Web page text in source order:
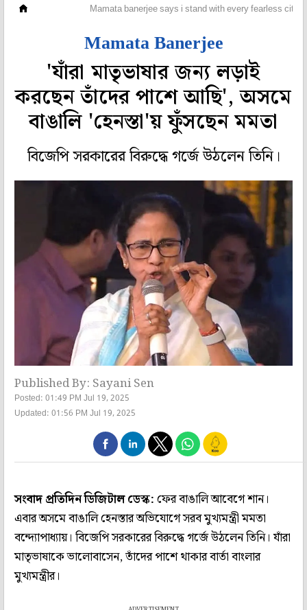
Mamata banerjee says i stand with every fearless
Mamata Banerjee
'যাঁরা মাতৃভাষার জন্য লড়াই
করছেন তাঁদের পাশে আছি', অসমে
বাঙালি 'হেনস্তা'য় ফুঁসছেন মমতা
বিজেপি সরকারের বিরুদ্ধে গর্জে উঠলেন তিনি।
Published By: Sayani Sen
Posted: 01:49 PM Jul 19, 2025
Updated: 01:56 PM Jul 19, 2025
সংবাদ প্রতিদিন ডিজিটাল ডেস্ক:ফের বাঙালি আবেগে শান।
এবার অসমে বাঙালি হেনস্তার অভিযোগে সরব মুখ্যমন্ত্রী মমতা
বন্দ্যোপাধ্যায়। বিজেপি সরকারের বিরুদ্ধে গর্জে উঠলেন তিনি। যাঁরা
মাতৃভাষাকে ভালোবাসেন, তাঁদের পাশে থাকার বার্তা বাংলার
মুখ্যমন্ত্রীর।